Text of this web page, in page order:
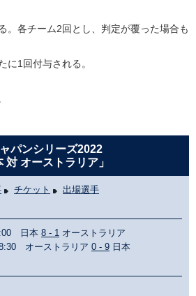
。各チーム2回とし、判定が覆った場合も
に1回付与される。
パンシリーズ2022
対 オーストラリア」
チケット 出場選手
日本 8 - 1 オーストラリア
オーストラリア 0 - 9 日本